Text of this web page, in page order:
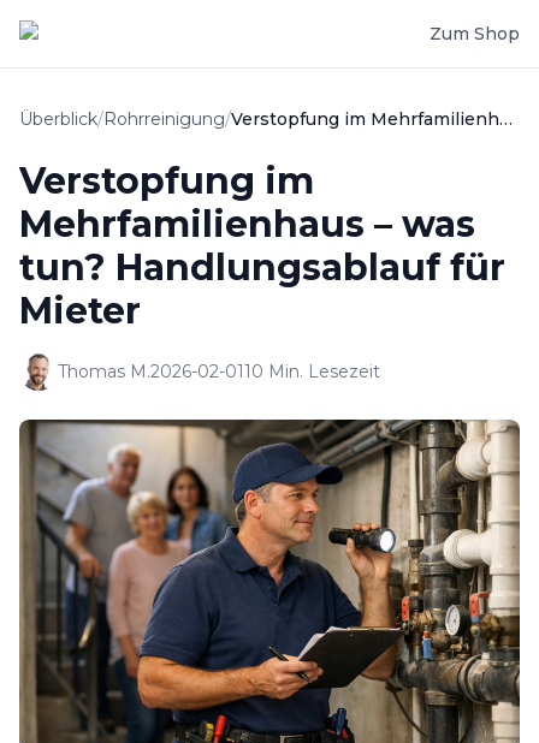
Zum Shop
Überblick/Rohrreinigung/ Verstopfung im Mehrfamilienhaus – was tun? Handlungsablauf für Mieter
Verstopfung im
Mehrfamilienhaus – was
tun? Handlungsablauf für
Mieter
Thomas M.2026-02-0110 Min. Lesezeit